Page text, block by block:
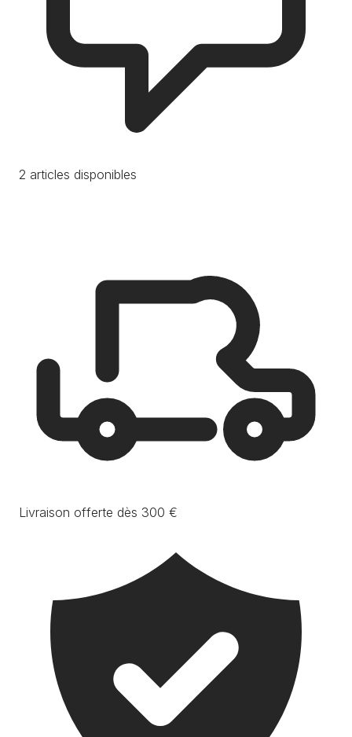
2 articles disponibles
Livraison offerte dès 300 €